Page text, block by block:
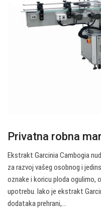
Privatna robna
Ekstrakt Garcinia Cambogia
za razvoj vašeg osobnog i
oznake i koricu ploda ogulimo,
upotrebu. Iako je ekstrakt
dodataka prehrani,…